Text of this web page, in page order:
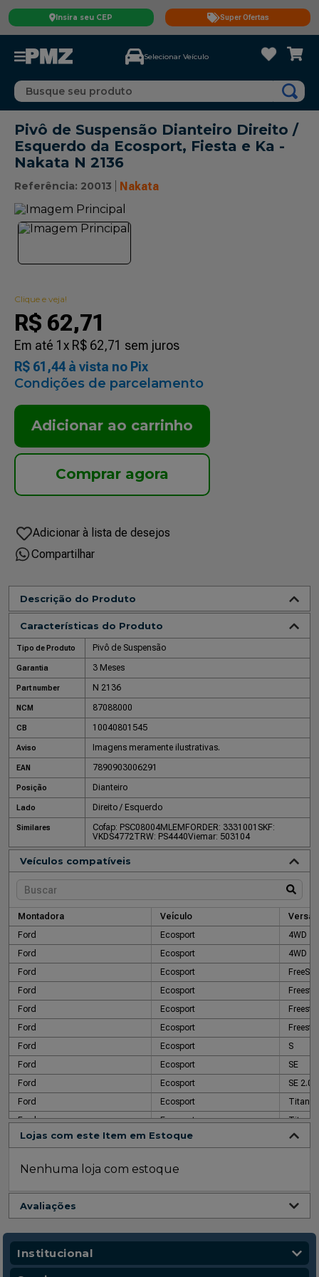
Insira seu CEP Super Ofertas
Selecionar Veículo
Busque seu produto
Pivô de Suspensão Dianteiro Direito /
Esquerdo da Ecosport, Fiesta e Ka -
Nakata N 2136
Referência: 20013 Nakata
Clique e veja!
R$ 62,71
Em até 1 x R$ 62,71 sem juros
R$ 61 ,44 à vista no Pix
Condições de parcelamento
Adicionar ao carrinho
Compartilhar
Descrição do Produto
Características do Produto
Tipo de Produto Pivô de Suspensão
Garantia 3 Meses
Part number N 2136
NCM 87088000
CB 10040801545
Aviso Imagens meramente ilustrativas.
EAN 7890903006291
Posição Dianteiro
Lado Direito / Esquerdo
Similares Cofap: PSC08004M LEMFORDER: 3331001 SKF:
VKDS4772TRW: PS4440Viemar: 503104
Veículos compatíveis
Montadora Veículo
Versão
Ford
Ecosport
4WD
Ford
Ecosport
4WD
Ford
Ecosport
Ford
Ecosport
Ford
Ecosport
Ford
Ecosport
Ford
Ecosport
S
Ford
Ecosport
SE
Ford
Ecosport
SE 2.0
Ford
Ecosport
Ford
Ecosport
Ford
Ecosport
Ford
Ecosport
Ford
Ecosport
XL
Ford
Ecosport
XL Flex
Ford
XLS
Ford
Ecosport XLS
Lojas com este Item em Estoque
Nenhuma loja com estoque
Avaliações
Institucional